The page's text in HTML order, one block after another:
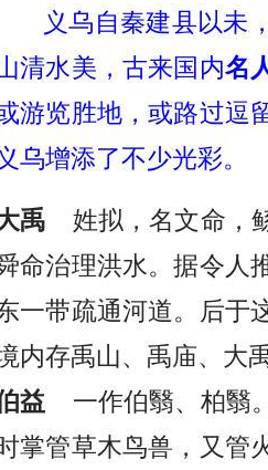
义乌自秦建县以未
清水美，古来国内名
游览胜地，或路过逗
义乌增添了不少光彩。
禹 姓拟，名文命，
命治理洪水。据令人
一带疏通河道。后于
内存禹山、禹庙、大
益 一作伯翳、柏翳
掌管草木鸟兽，又管